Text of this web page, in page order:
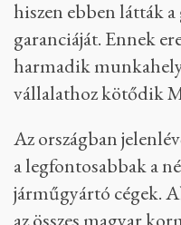
hiszen ebben látták a
garanciáját. Ennek
harmadik
vállalathoz kötődik
Az országban
a legfontosabbak a
járműgyártó cégek.